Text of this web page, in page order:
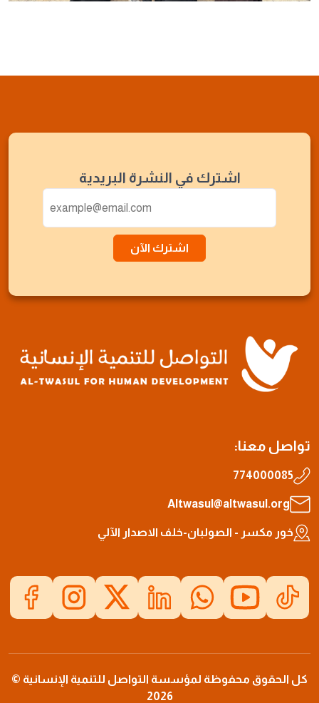
اشترك في النشرة البريدية
اشترك الآن
تواصل معنا:
774000085
Altwasul@altwasul.org
خور مكسر - الصولبان-خلف الاصدار الآلي
كل الحقوق محفوظة لمؤسسة التواصل للتنمية الإنسانية ©
2026